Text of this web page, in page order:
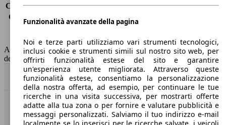
Consumo (extra-urbano) 3.9 l/100km
Consumo (combinato)*
4.2 l/100km
Capacità del serbatoio
47 l
AutoScout24 non si assume alcuna responsabilità per la correttezza
dei dati.
Torna su
Benvenuti su AutoScout24, il mercato auto europeo.
Funzionalità avanzate della pagina
Noi e terze parti utilizziamo vari strumenti tecnologici,
inclusi cookie e strumenti simili sul nostro sito web, per
offrirti funzionalità estese del sito e garantire
un'esperienza utente migliorata. Attraverso queste
funzionalità estese, consentiamo la personalizzazione
della nostra offerta, ad esempio, per continuare le tue
ricerche in una visita successiva, per mostrarti offerte
adatte alla tua zona o per fornire e valutare pubblicità e
messaggi personalizzati. Salviamo il tuo indirizzo e-mail
localmente se lo inserisci per le ricerche salvate, i veicoli